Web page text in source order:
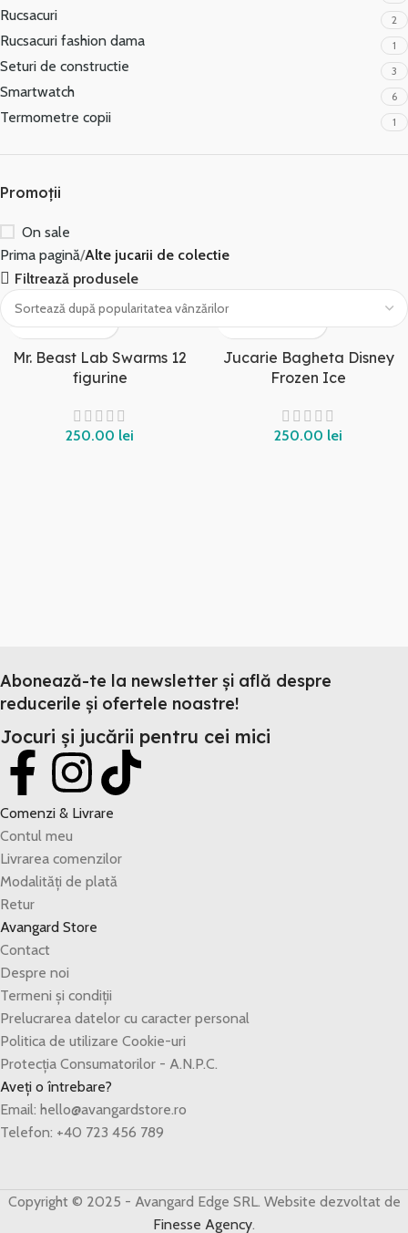
Rucsacuri 2
Rucsacuri fashion dama 1
Seturi de constructie 3
Smartwatch 6
Termometre copii 1
Promoții
On sale
Prima pagină Alte jucarii de colectie
Filtrează produsele
Mr. Beast Lab Swarms 12
figurine
250.00 lei
Jucarie Bagheta Disney
Frozen Ice
250.00 lei
Abonează-te la newsletter și află despre
reducerile și ofertele noastre!
Jocuri și jucării pentru cei mici
Comenzi & Livrare
Contul meu
Livrarea comenzilor
Modalități de plată
Retur
Avangard Store
Contact
Despre noi
Termeni și condiții
Prelucrarea datelor cu caracter personal
Politica de utilizare Cookie-uri
Protecția Consumatorilor - A.N.P.C.
Aveți o întrebare?
Email: hello@avangardstore.ro
Telefon: +40 723 456 789
Copyright © 2025 - Avangard Edge SRL. Website dezvoltat de
Finesse Agency.